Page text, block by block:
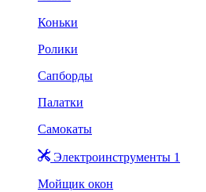
Коньки
Ролики
Сапборды
Палатки
Самокаты
Электроинструменты 1
Мойщик окон